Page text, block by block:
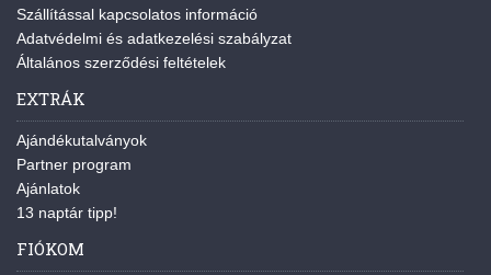
Szállítással kapcsolatos információ
Adatvédelmi és adatkezelési szabályzat
Általános szerződési feltételek
EXTRÁK
Ajándékutalványok
Partner program
Ajánlatok
13 naptár tipp!
FIÓKOM